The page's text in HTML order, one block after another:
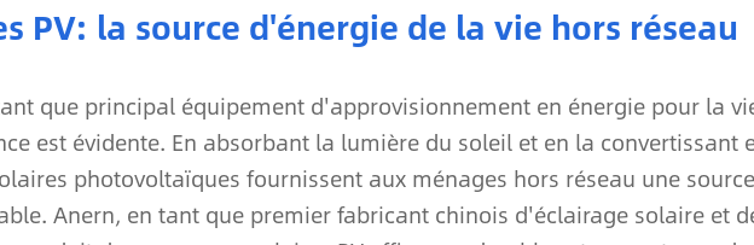
PV: la source d'énergie de la vie hors réseau
que principal équipement d'approvisionnement en énergie pour la
est évidente. En absorbant la lumière du soleil et en la convertissant
photovoltaïques fournissent aux ménages hors réseau une source
Anern, en tant que premier fabricant chinois d'éclairage solaire et